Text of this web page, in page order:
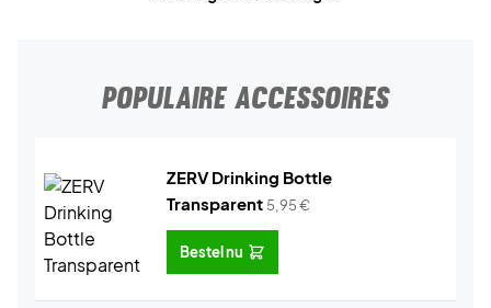
POPULAIRE ACCESSOIRES
ZERV Drinking Bottle
Transparent 5,95€
Bestel nu